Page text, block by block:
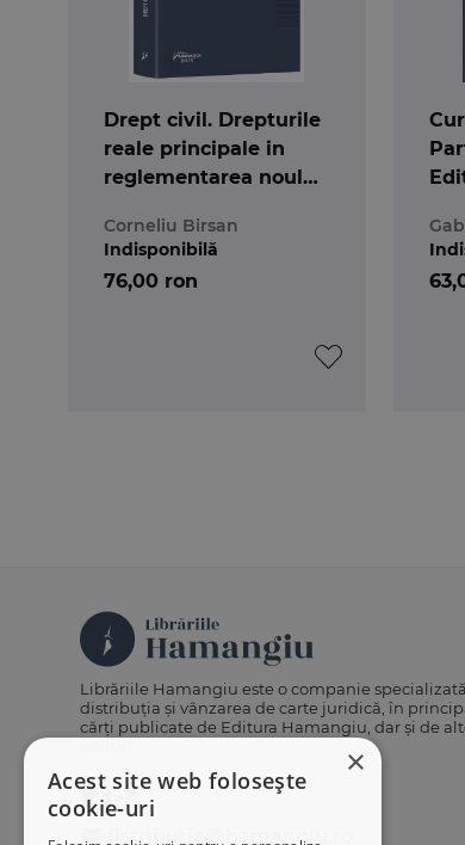
Drept civil. Drepturile
reale principale in
reglementarea noului
Corneliu Birsan
76,00 ron
Indisponibilă
×
Acest site web folosește
cookie-uri
Librăriile Hamangiu este o companie
distribuția și vânzarea de carte juridică, în
cărți publicate de Editura Hamangiu, dar și de
distributie@hamangiu.ro